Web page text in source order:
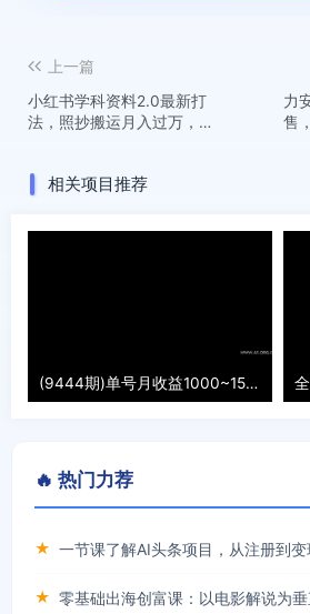
上一篇
小红书学科资料2.0最新打
法，照抄搬运月入过万，可
力
售
相关项目推荐
(9444期)单号月收益1000~1500，可批量放大，手机电脑都可操作，简单易懂轻松上手
🔥 热门力荐
★
★